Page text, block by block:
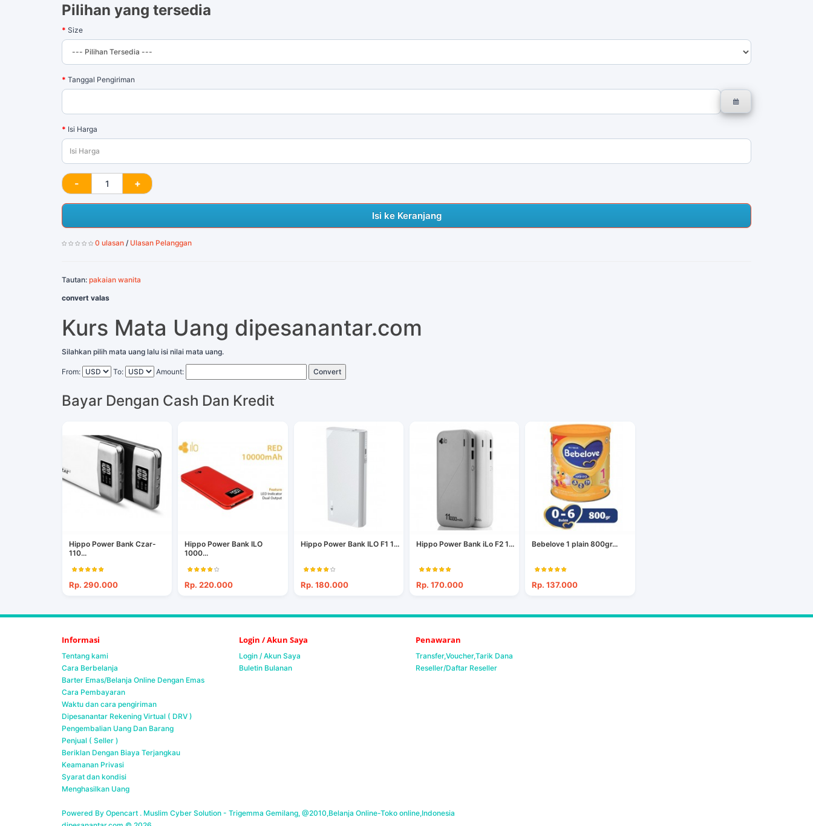
Pilihan yang tersedia
Size
Tanggal Pengiriman
Isi Harga
Isi ke Keranjang
0 ulasan / Ulasan Pelanggan
Tautan: pakaian wanita
convert valas
Kurs Mata Uang dipesanantar.com
Silahkan pilih mata uang lalu isi nilai mata uang.
From: To: Amount: Convert
Bayar Dengan Cash Dan Kredit
Hippo Power Bank Czar-
110...
Rp. 290.000
Hippo Power Bank ILO
1000...
Rp. 220.000
Hippo Power Bank ILO F1 1...
Rp. 180.000
Hippo Power Bank iLo F2 1...
Rp. 170.000
Bebelove 1 plain 800gr...
Rp. 137.000
Informasi
Tentang kami
Cara Berbelanja
Barter Emas/Belanja Online Dengan Emas
Cara Pembayaran
Waktu dan cara pengiriman
Dipesanantar Rekening Virtual ( DRV )
Pengembalian Uang Dan Barang
Penjual ( Seller )
Beriklan Dengan Biaya Terjangkau
Keamanan Privasi
Syarat dan kondisi
Menghasilkan Uang
Login / Akun Saya
Login / Akun Saya
Buletin Bulanan
Penawaran
Transfer,Voucher,Tarik Dana
Reseller/Daftar Reseller
Powered By Opencart . Muslim Cyber Solution - Trigemma Gemilang, @2010,Belanja Online-Toko online,Indonesia